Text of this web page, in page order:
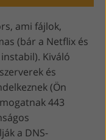
ami fájlok,
(bár a Netflix és
Kiváló
és
(Ön
443
a DNS-